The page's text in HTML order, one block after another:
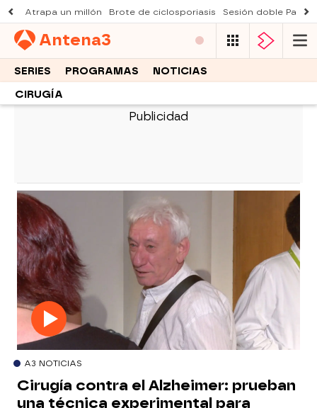
Atrapa un millón Brote de ciclosporiasis Sesión doble
Antena3
SERIES PROGRAMAS NOTICIAS
CIRUGÍA
A3 NOTICIAS
Cirugía contra el Alzheimer: prueban
una técnica experimental para